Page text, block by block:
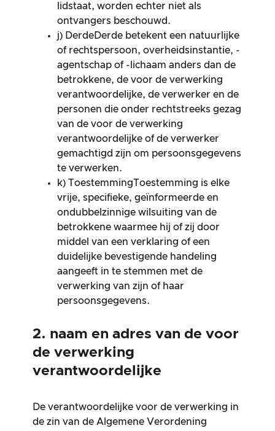
lidstaat, worden echter niet als
ontvangers beschouwd.
j) DerdeDerde betekent een natuurlijke
of rechtspersoon, overheidsinstantie, -
agentschap of -lichaam anders dan de
betrokkene, de voor de verwerking
verantwoordelijke, de verwerker en de
personen die onder rechtstreeks gezag
van de voor de verwerking
verantwoordelijke of de verwerker
gemachtigd zijn om persoonsgegevens
te verwerken.
k) ToestemmingToestemming is elke
vrije, specifieke, geïnformeerde en
ondubbelzinnige wilsuiting van de
betrokkene waarmee hij of zij door
middel van een verklaring of een
duidelijke bevestigende handeling
aangeeft in te stemmen met de
verwerking van zijn of haar
persoonsgegevens.
2. naam en adres van de voor
de verwerking
verantwoordelijke
De verantwoordelijke voor de verwerking in
de zin van de Algemene Verordening